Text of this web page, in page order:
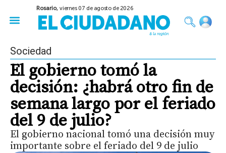
Rosario,viernes 07 de agosto de 2026
Sociedad
El gobierno tomó la
decisión: ¿habrá otro fin de
semana largo por el feriado
del 9 de julio?
El gobierno nacional tomó una decisión muy
importante sobre el feriado del 9 de julio